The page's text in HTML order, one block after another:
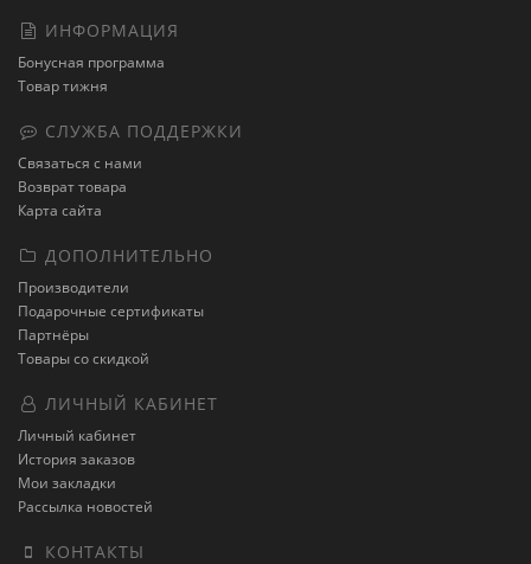
ИНФОРМАЦИЯ
Бонусная программа
Товар тижня
СЛУЖБА ПОДДЕРЖКИ
Связаться с нами
Возврат товара
Карта сайта
ДОПОЛНИТЕЛЬНО
Производители
Подарочные сертификаты
Партнёры
Товары со скидкой
ЛИЧНЫЙ КАБИНЕТ
Личный кабинет
История заказов
Мои закладки
Рассылка новостей
КОНТАКТЫ